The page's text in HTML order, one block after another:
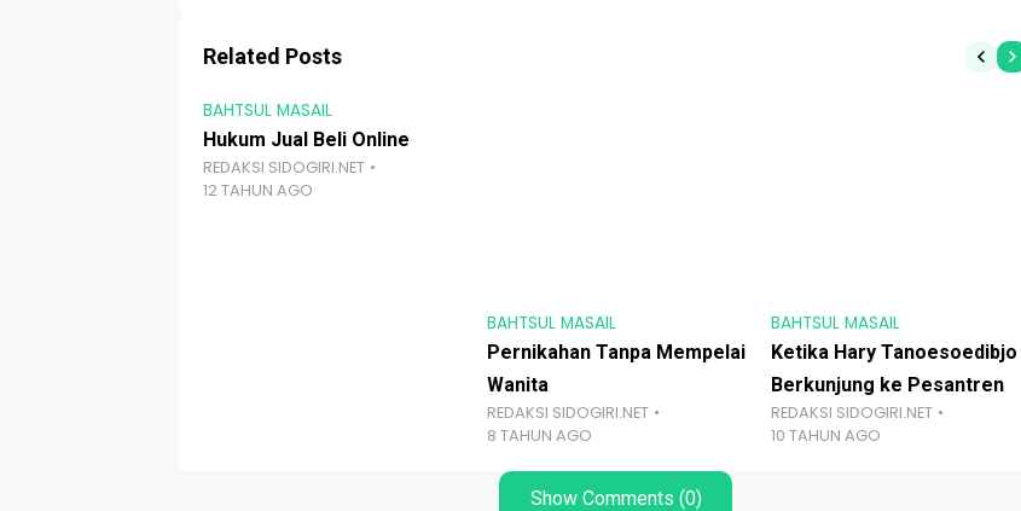
Related Posts
BAHTSUL MASAIL
Hukum Jual Beli Online
REDAKSI SIDOGIRI.NET
12 TAHUN AGO
BAHTSUL MASAIL
Pernikahan Tanpa Mempelai
Wanita
REDAKSI SIDOGIRI.NET
8 TAHUN AGO
BAHTSUL MASAIL
Ketika Hary Tanoesoedibjo
Berkunjung ke Pesantren
REDAKSI SIDOGIRI.NET
10 TAHUN AGO
Show Comments (0)